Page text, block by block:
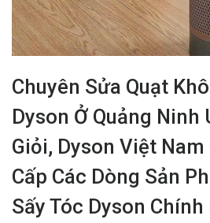
Chuyên Sửa Quạt
Dyson Ở Quảng Ninh
Giỏi, Dyson Việt Nam
Cấp Các Dòng Sản
Sấy Tóc Dyson